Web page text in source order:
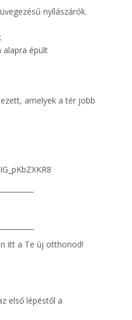
nyílászárók.
alapra épült
amelyek a tér jobb
itt a Te új otthonod!
első lépéstől a